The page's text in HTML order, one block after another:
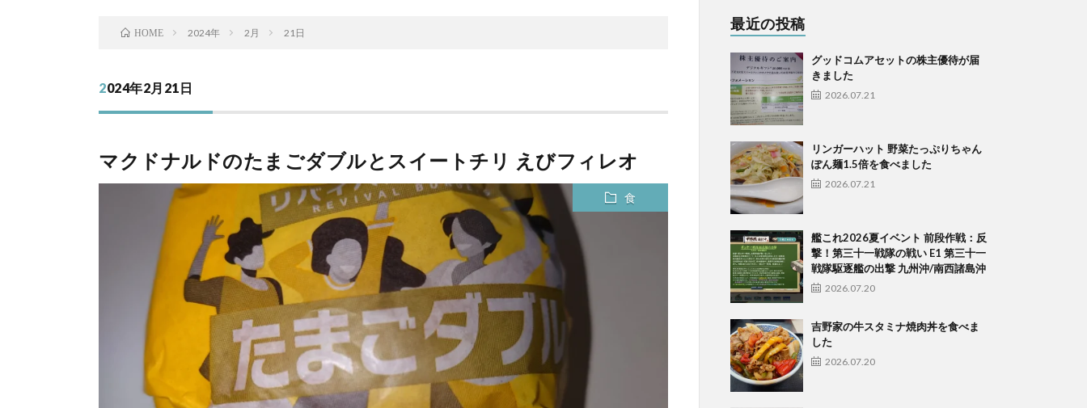
HOME 2024年 2月 21日
2024年2月21日
マクドナルドのたまごダブルとスイートチリ えびフィレオ
食
最近の投稿
グッドコムアセットの株主優待が届
きました
2026.07.21
リンガーハット 野菜たっぷりちゃん
ぽん麺1.5倍を食べました
2026.07.21
艦これ2026夏イベント 前段作戦：反
撃！第三十一戦隊の戦い E1 第三十一
戦隊駆逐艦の出撃 九州沖/南西諸島沖
2026.07.20
吉野家の牛スタミナ焼肉丼を食べま
した
2026.07.20